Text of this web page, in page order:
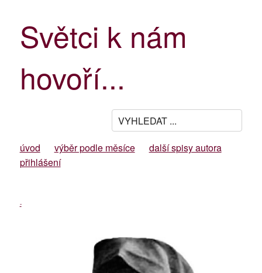
Světci k nám
hovoří...
úvod výběr podle měsíce
další spisy autora
přihlášení
-